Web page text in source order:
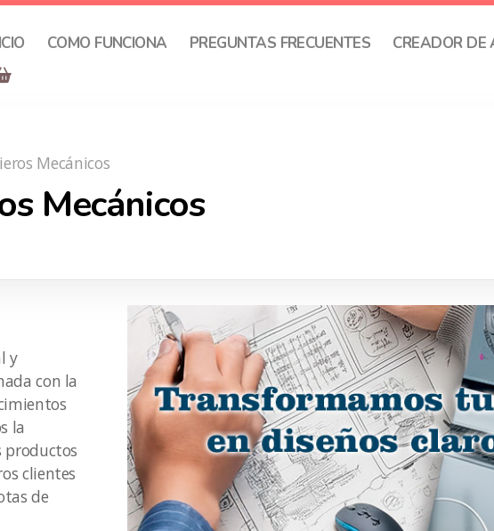
COMO FUNCIONA PREGUNTAS FRECUENTES CREADOR DE
Mecánicos
Mecánicos
y
con la
la
productos
clientes
de